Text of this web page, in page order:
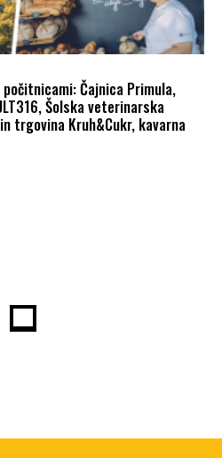
Čajnica Primula,
Šolska veterinarska
trgovina Kruh&Cukr, kavarna